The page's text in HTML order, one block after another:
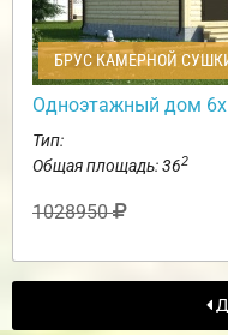
БРУС КАМЕРНОЙ
Одноэтажный дом
Тип:
Общая площадь: 362
1028950